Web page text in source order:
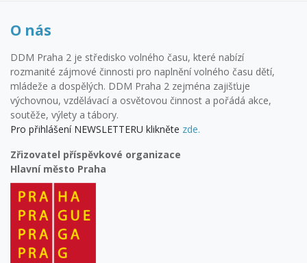
O nás
DDM Praha 2 je středisko volného času, které nabízí
rozmanité zájmové činnosti pro naplnění volného času dětí,
mládeže a dospělých. DDM Praha 2 zejména zajišťuje
výchovnou, vzdělávací a osvětovou činnost a pořádá akce,
soutěže, výlety a tábory.
Pro přihlášení NEWSLETTERU klikněte zde.
Zřizovatel příspěvkové organizace
Hlavní město Praha